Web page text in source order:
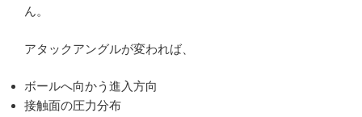
ん。
アタックアングルが変われば、
ボールへ向かう進入方向
接触面の圧力分布